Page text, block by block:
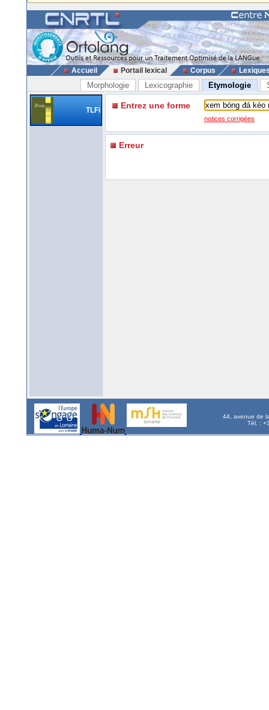
Accueil Portail lexical Corpus
Morphologie Lexicographie Etymologie
TLFi Entrez une forme
notices corrigées
Erreur
44, avenue de
Tél. :